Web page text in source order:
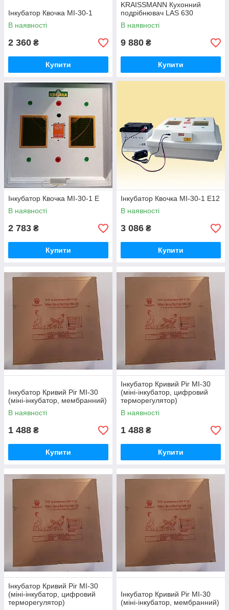
Інкубатор Квочка МІ-30-1
В наявності
2 360 ₴
Купити
KRAISSMANN Кухонний
подрібнювач LAS 630
В наявності
9 880 ₴
Купити
Інкубатор Квочка МІ-30-1 Е
В наявності
2 783 ₴
Купити
Інкубатор Квочка МІ-30-1 Е12
В наявності
3 086 ₴
Купити
Інкубатор Кривий Ріг МІ-30
(міні-інкубатор, мембранний)
В наявності
1 488 ₴
Купити
Інкубатор Кривий Ріг МІ-30
(міні-інкубатор, цифровий
терморегулятор)
В наявності
1 488 ₴
Купити
Інкубатор Кривий Ріг МІ-30
(міні-інкубатор, цифровий
терморегулятор)
Інкубатор Кривий Ріг МІ-30
(міні-інкубатор, мембранний)